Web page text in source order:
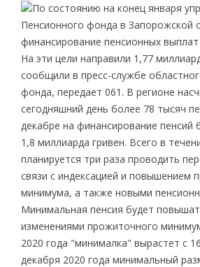
По состоянию на конец января
Пенсионного фонда в Запорожской
финансирование пенсионных
На эти цели направили 1,77
сообщили в пресс-службе
фонда, передает 061. В регионе
сегодняшний день более 78 тысяч
декабре на финансирование пенсий
1,8 миллиарда гривен. Всего в
планируется три раза проводить
связи с индексацией и повышением
минимума, а также новыми
Минимальная пенсия будет
изменениями прожиточного
2020 года "минималка" вырастет с
декабря 2020 года минимальный